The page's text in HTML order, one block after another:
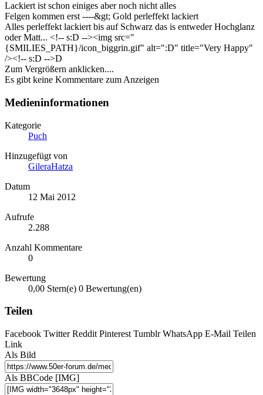
Lackiert ist schon einiges aber noch nicht alles
Felgen kommen erst ----&gt; Gold perleffekt lackiert
Alles perleffekt lackiert bis auf Schwarz das is entweder Hochglanz
oder Matt... <!-- s:D --><img src="
{SMILIES_PATH}/icon_biggrin.gif" alt=":D" title="Very Happy"
/><!-- s:D -->D
Zum Vergrößern anklicken....
Es gibt keine Kommentare zum Anzeigen
Medieninformationen
Kategorie
Puch
Hinzugefügt von
GileraHatza
Datum
12 Mai 2012
Aufrufe
2.288
Anzahl Kommentare
0
Bewertung
0,00 Stern(e) 0 Bewertung(en)
Teilen
Facebook Twitter Reddit Pinterest Tumblr WhatsApp E-Mail Teilen
Link
Als Bild
Als BBCode [IMG]